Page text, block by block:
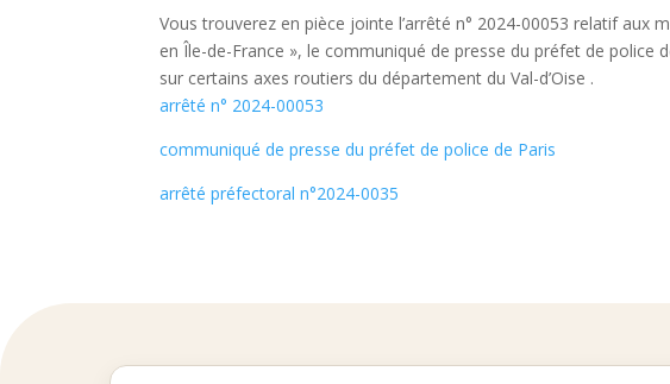
Vous trouverez en pièce jointe l’arrêté n° 2024-00053 relatif
en Île-de-France », le communiqué de presse du préfet de police
sur certains axes routiers du département du Val-d’Oise .
arrêté n° 2024-00053
communiqué de presse du préfet de police de Paris
arrêté préfectoral n°2024-0035